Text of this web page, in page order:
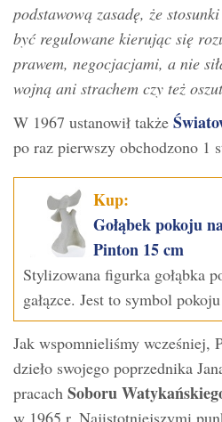
podstawową zasadę, że
być regulowane kierując się
prawem, negocjacjami, a nie
wojną ani strachem czy też
W 1967 ustanowił także
po raz pierwszy obchodzono 1
Kup:
Gołąbek pokoju
Pinton 15 cm
Stylizowana figurka gołąbka
gałązce. Jest to symbol
Jak wspomnieliśmy wcześniej,
dzieło swojego poprzednika
pracach Soboru
w 1965 r. Najistotniejszymi